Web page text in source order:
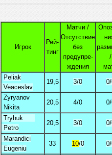
Игрок
Рей-
тинг
Матчи /
Отсутствие
без
предупре-
ждения
/
Peliak
Veaceslav
19,5 3/0
Zyryanov
Nikita
20,5 4/0
Tryhuk
Petro
20,5 3/0
Marandici
Eugeniu
33 10/0